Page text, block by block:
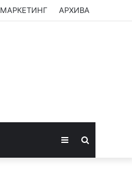
МАРКЕТИНГ АРХИВА
Sidebar